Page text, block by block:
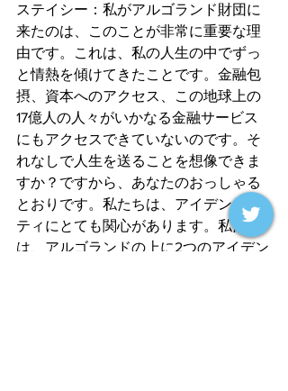
ステイシー：私がアルゴランド財団に
来たのは、このことが非常に重要な理
由です。これは、私の人生の中でずっ
と情熱を傾けてきたことです。金融包
摂、資本へのアクセス、この地球上の
17億人の人々がいかなる金融サービス
にもアクセスできていないのです。そ
れなしで人生を送ることを想像できま
すか？ですから、あなたのおっしゃる
とおりです。私たちは、アイデンティ
ティにとても関心があります。私たち
は、アルゴランドの上に2つのアイデン